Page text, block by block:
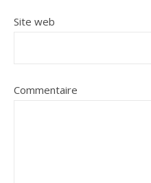
Site web
Commentaire